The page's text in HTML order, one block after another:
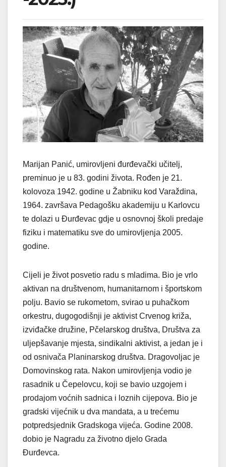
Marijan Panić, umirovljeni đurđevački učitelj,
preminuo je u 83. godini života. Rođen je 21.
kolovoza 1942. godine u Žabniku kod Varaždina,
1964. završava Pedagošku akademiju u Karlovcu
te dolazi u Đurđevac gdje u osnovnoj školi predaje
fiziku i matematiku sve do umirovljenja 2005.
godine.
Cijeli je život posvetio radu s mladima. Bio je vrlo
aktivan na društvenom, humanitarnom i športskom
polju. Bavio se rukometom, svirao u puhačkom
orkestru, dugogodišnji je aktivist Crvenog križa,
izviđačke družine, Pčelarskog društva, Društva za
uljepšavanje mjesta, sindikalni aktivist, a jedan je i
od osnivača Planinarskog društva. Dragovoljac je
Domovinskog rata. Nakon umirovljenja vodio je
rasadnik u Čepelovcu, koji se bavio uzgojem i
prodajom voćnih sadnica i loznih cijepova. Bio je
gradski vijećnik u dva mandata, a u trećemu
potpredsjednik Gradskoga vijeća. Godine 2008.
dobio je Nagradu za životno djelo Grada
Đurđevca.